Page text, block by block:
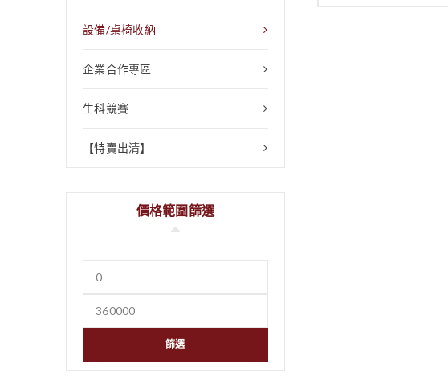
設備/桌椅收納
企業合作專區
生科競賽
【特賣出清】
價格範圍篩選
篩選